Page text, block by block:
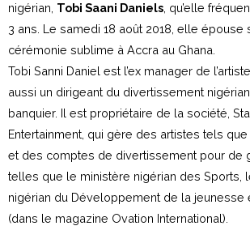
nigérian, Tobi Saani Daniels , qu’elle
3 ans. Le samedi 18 août 2018, elle épouse
cérémonie sublime à Accra au Ghana.
Tobi Sanni Daniel est l’ex manager de
aussi un dirigeant du divertissement
banquier. Il est propriétaire de la société,
Entertainment, qui gère des artistes tels
et des comptes de divertissement pour de
telles que le ministère nigérian des Sports,
nigérian du Développement de la jeunesse
(dans le magazine Ovation International).